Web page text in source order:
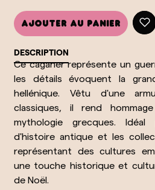
Ajouter au panier
DESCRIPTION
Ce caganer représente un
les détails évoquent la
hellénique. Vêtu d'une
classiques, il rend
mythologie grecques. Idéal
d'histoire antique et les
représentant des cultures
une touche historique et
de Noël.